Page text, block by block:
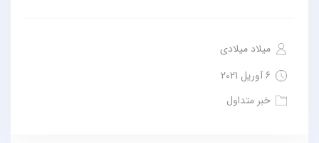
میلاد میلادی
6 آوریل 2021
خبر متداول